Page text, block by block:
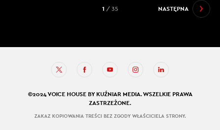
NASTĘPNA
1 / 35
©2024 VOICE HOUSE BY KUŹNIAR MEDIA. WSZELKIE PRAWA
ZASTRZEŻONE.
ZAKAZ KOPIOWANIA TREŚCI BEZ ZGODY WŁAŚCICIELA STRONY.